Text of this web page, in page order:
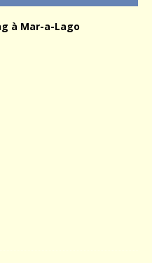
à Mar-a-Lago